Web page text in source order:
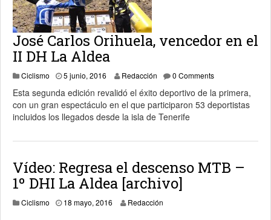
José Carlos Orihuela, vencedor en el
II DH La Aldea
Ciclismo 5 junio, 2016 8 junio, 2016
Redacción 0 Comments
Esta segunda edición revalidó el éxito deportivo de la primera,
con un gran espectáculo en el que participaron 53 deportistas
incluidos los llegados desde la isla de Tenerife
Vídeo: Regresa el descenso MTB –
1º DHI La Aldea [archivo]
Ciclismo 18 mayo, 2016 23 marzo, 2018
Redacción